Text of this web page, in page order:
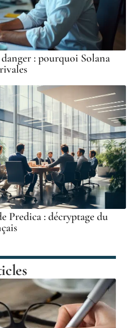
: pourquoi Solana
Predica : décryptage du